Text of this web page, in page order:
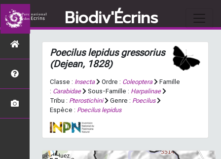
Biodiv'Écrins
Poecilus lepidus gressorius
(Dejean, 1828)
Classe : Insecta Ordre : Coleoptera
Famille
: Carabidae Sous-Famille : Harpalinae
Tribu : Pterostichini Genre : Poecilus
Espèce : Poecilus lepidus